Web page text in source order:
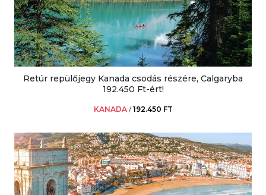
Retúr repülőjegy Kanada csodás részére, Calgaryba
192.450 Ft-ért!
KANADA /192.450 FT